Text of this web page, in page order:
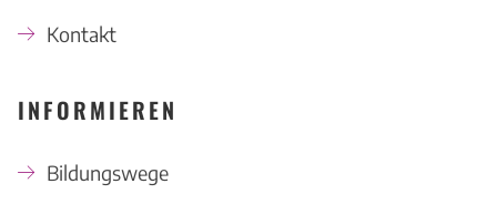
Kontakt
INFORMIEREN
Bildungswege